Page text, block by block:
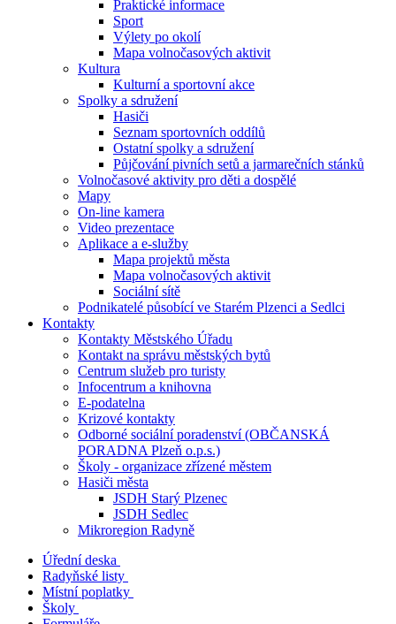
Praktické informace
Sport
Výlety po okolí
Mapa volnočasových aktivit
Kultura
Kulturní a sportovní akce
Spolky a sdružení
Hasiči
Seznam sportovních oddílů
Ostatní spolky a sdružení
Půjčování pivních setů a jarmarečních stánků
Volnočasové aktivity pro děti a dospělé
Mapy
On-line kamera
Video prezentace
Aplikace a e-služby
Mapa projektů města
Mapa volnočasových aktivit
Sociální sítě
Podnikatelé působící ve Starém Plzenci a Sedlci
Kontakty
Kontakty Městského Úřadu
Kontakt na správu městských bytů
Centrum služeb pro turisty
Infocentrum a knihovna
E-podatelna
Krizové kontakty
Odborné sociální poradenství (OBČANSKÁ
PORADNA Plzeň o.p.s.)
Školy - organizace zřízené městem
Hasiči města
JSDH Starý Plzenec
JSDH Sedlec
Mikroregion Radyně
Úřední deska
Radyňské listy
Místní poplatky
Školy